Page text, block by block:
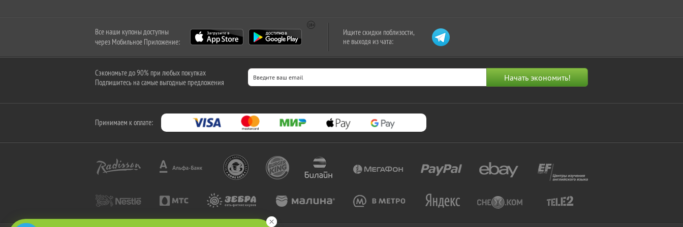
Все наши купоны доступны
через Мобильное Приложение:
Ищите скидки поблизости,
не выходя из чата:
Сэкономьте до 90% при любых покупках
Подпишитесь на самые выгодные предложения
Принимаем к оплате: